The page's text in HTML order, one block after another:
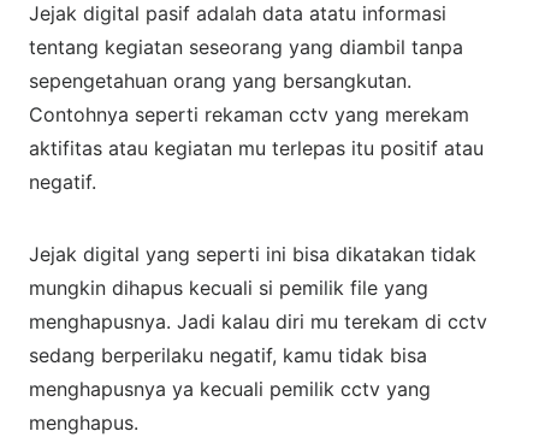
Jejak digital pasif adalah data atatu informasi
tentang kegiatan seseorang yang diambil tanpa
sepengetahuan orang yang bersangkutan.
Contohnya seperti rekaman cctv yang merekam
aktifitas atau kegiatan mu terlepas itu positif atau
negatif.
Jejak digital yang seperti ini bisa dikatakan tidak
mungkin dihapus kecuali si pemilik file yang
menghapusnya. Jadi kalau diri mu terekam di cctv
sedang berperilaku negatif, kamu tidak bisa
menghapusnya ya kecuali pemilik cctv yang
menghapus.